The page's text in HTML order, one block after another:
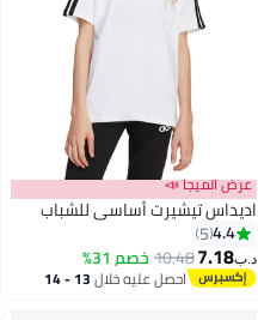
2
عرض الميجا 📣
اديداس تيشيرت أساسي للشباب
4.4
5
د.ب‏7.18
10.48خصم 31%
احصل عليه خلال 13 - 14